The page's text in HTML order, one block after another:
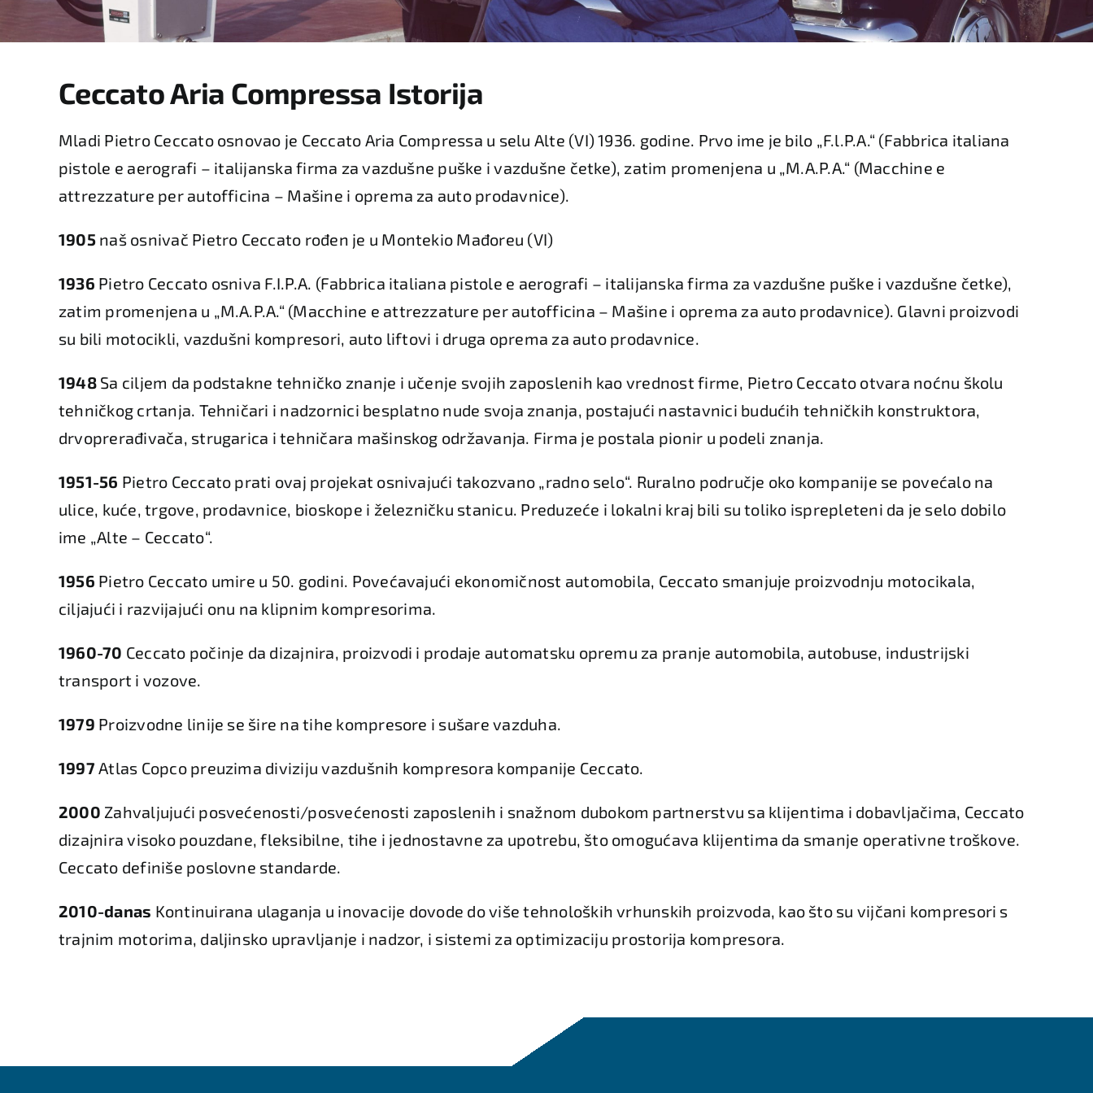
Ceccato Aria Compressa Istorija
Mladi Pietro Ceccato osnovao je Ceccato Aria Compressa u selu Alte (VI) 1936. godine. Prvo ime je bilo „F.l.P.A.“ (Fabbrica italiana
pistole e aerografi – italijanska firma za vazdušne puške i vazdušne četke), zatim promenjena u „M.A.P.A.“ (Macchine e
attrezzature per autofficina – Mašine i oprema za auto prodavnice).
1905naš osnivač Pietro Ceccato rođen je u Montekio Mađoreu (VI)
1936 Pietro Ceccato osniva F.I.P.A. (Fabbrica italiana pistole e aerografi – italijanska firma za vazdušne puške i vazdušne četke),
zatim promenjena u „M.A.P.A.“ (Macchine e attrezzature per autofficina – Mašine i oprema za auto prodavnice). Glavni proizvodi
su bili motocikli, vazdušni kompresori, auto liftovi i druga oprema za auto prodavnice.
1948Sa ciljem da podstakne tehničko znanje i učenje svojih zaposlenih kao vrednost firme, Pietro Ceccato otvara noćnu školu
tehničkog crtanja. Tehničari i nadzornici besplatno nude svoja znanja, postajući nastavnici budućih tehničkih konstruktora,
drvoprerađivača, strugarica i tehničara mašinskog održavanja. Firma je postala pionir u podeli znanja.
1951-56 Pietro Ceccato prati ovaj projekat osnivajući takozvano „radno selo“. Ruralno područje oko kompanije se povećalo na
ulice, kuće, trgove, prodavnice, bioskope i železničku stanicu. Preduzeće i lokalni kraj bili su toliko isprepleteni da je selo dobilo
ime „Alte – Ceccato“.
1956 Pietro Ceccato umire u 50. godini. Povećavajući ekonomičnost automobila, Ceccato smanjuje proizvodnju motocikala,
ciljajući i razvijajući onu na klipnim kompresorima.
1960-70 Ceccato počinje da dizajnira, proizvodi i prodaje automatsku opremu za pranje automobila, autobuse, industrijski
transport i vozove.
1979 Proizvodne linije se šire na tihe kompresore i sušare vazduha.
1997Atlas Copco preuzima diviziju vazdušnih kompresora kompanije Ceccato.
2000 Zahvaljujući posvećenosti/posvećenosti zaposlenih i snažnom dubokom partnerstvu sa klijentima i dobavljačima, Ceccato
dizajnira visoko pouzdane, fleksibilne, tihe i jednostavne za upotrebu, što omogućava klijentima da smanje operativne troškove.
Ceccato definiše poslovne standarde.
2010-danas Kontinuirana ulaganja u inovacije dovode do više tehnoloških vrhunskih proizvoda, kao što su vijčani kompresori s
trajnim motorima, daljinsko upravljanje i nadzor, i sistemi za optimizaciju prostorija kompresora.